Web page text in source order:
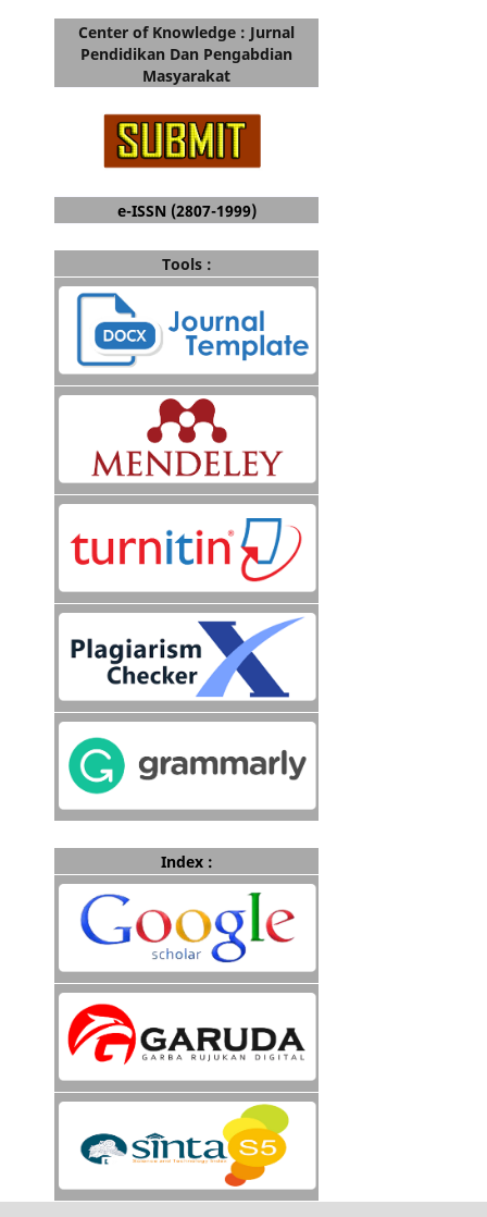
Center of Knowledge : Jurnal
Pendidikan Dan Pengabdian
Masyarakat
e-ISSN (2807-1999)
Tools :
Index :